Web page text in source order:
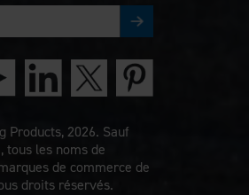
2026. Sauf
tous les noms de
de commerce de
droits réservés.